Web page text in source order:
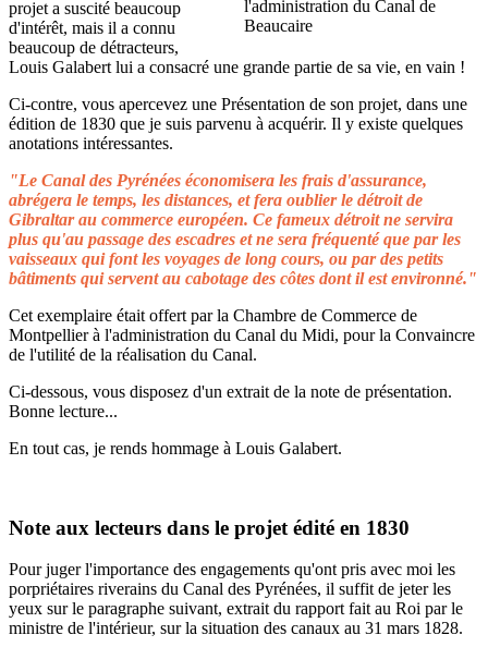
projet a suscité beaucoup
d'intérêt, mais il a connu
beaucoup de détracteurs,
Louis Galabert lui a consacré une grande partie de sa vie, en vain !
Ci-contre, vous apercevez une Présentation de son projet, dans une
édition de 1830 que je suis parvenu à acquérir. Il y existe quelques
anotations intéressantes.
"Le Canal des Pyrénées économisera les frais d'assurance,
abrégera le temps, les distances, et fera oublier le détroit de
Gibraltar au commerce européen. Ce fameux détroit ne servira
plus qu'au passage des escadres et ne sera fréquenté que par les
vaisseaux qui font les voyages de long cours, ou par des petits
bâtiments qui servent au cabotage des côtes dont il est environné."
Cet exemplaire était offert par la Chambre de Commerce de
Montpellier à l'administration du Canal du Midi, pour la Convaincre
de l'utilité de la réalisation du Canal.
Ci-dessous, vous disposez d'un extrait de la note de présentation.
Bonne lecture...
En tout cas, je rends hommage à Louis Galabert.
Note aux lecteurs dans le projet édité en 1830
Pour juger l'importance des engagements qu'ont pris avec moi les
porpriétaires riverains du Canal des Pyrénées, il suffit de jeter les
yeux sur le paragraphe suivant, extrait du rapport fait au Roi par le
ministre de l'intérieur, sur la situation des canaux au 31 mars 1828.